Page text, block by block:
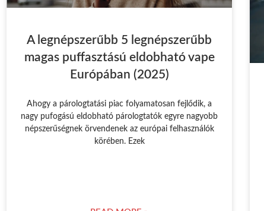
A legnépszerűbb 5 legnépszerűbb
magas puffasztású eldobható vape
Európában (2025)
Ahogy a párologtatási piac folyamatosan fejlődik, a
nagy pufogású eldobható párologtatók egyre nagyobb
népszerűségnek örvendenek az európai felhasználók
körében. Ezek